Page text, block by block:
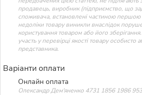
продавець, виробник (підприємство, що
споживача, встановлені частиною першою
недоліки товару виникли внаслідок
користування товаром або його
участь у перевірці якості товару особисто
представника.
Варіанти оплати
Онлайн оплата
Олександр Дем'яненко 4731 1856 1986